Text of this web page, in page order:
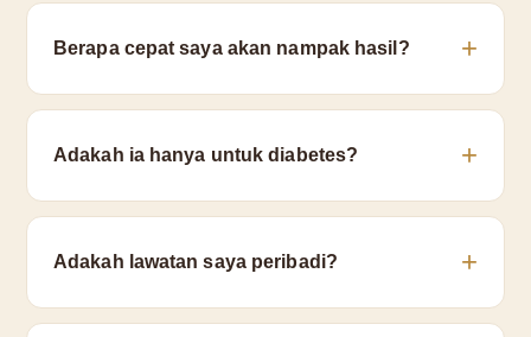
Berapa cepat saya akan nampak hasil?
Adakah ia hanya untuk diabetes?
Adakah lawatan saya peribadi?